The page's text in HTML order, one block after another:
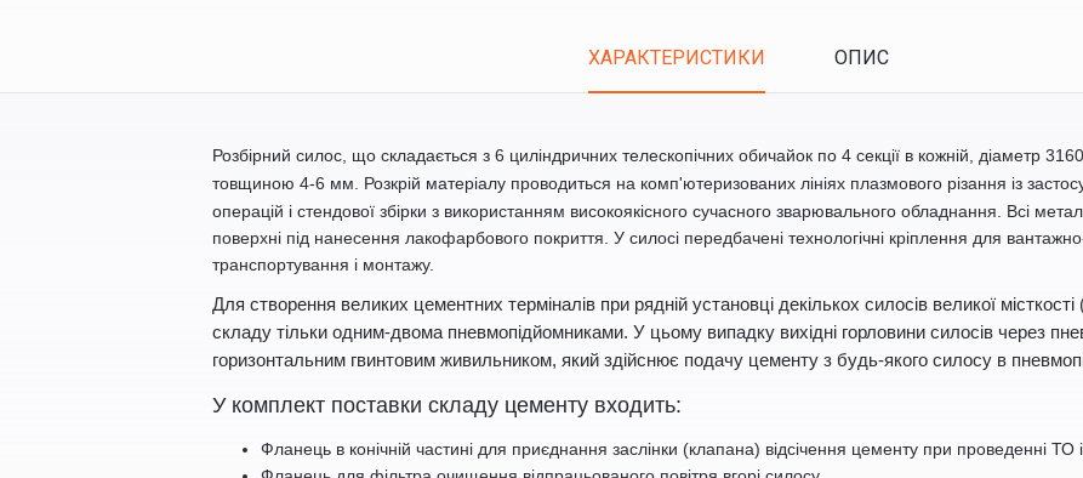
ХАРАКТЕРИСТИКИ ОПИС
Розбірний силос, що складається з 6 циліндричних телескопічних обичайок по 4 секції в кожній, діаметр
товщиною 4-6 мм . Розкрій матеріалу проводиться на комп'ютеризованих лініях плазмового різання із
операцій і стендової збірки з використанням високоякісного сучасного зварювального обладнання. Всі
поверхні під нанесення лакофарбового покриття. У силосі передбачені технологічні кріплення для
транспортування і монтажу.
Для створення великих цементних терміналів при рядній установці декількох силосів великої
складу тільки одним-двома пневмопідйомниками. У цьому випадку вихідні горловини силосів через
горизонтальним гвинтовим живильником, який здійснює подачу цементу з будь-якого силосу в
У комплект поставки складу цементу входить:
Фланець в конічній частині для приєднання заслінки (клапана) відсічення цементу при проведенні ТО